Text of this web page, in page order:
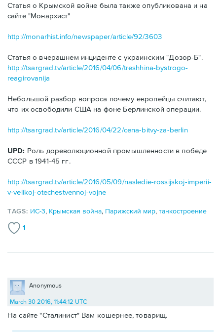
Статья о Крымской войне была также опубликована и на
сайте "Монархист"
http://monarhist.info/newspaper/article/92/3603
Статья о вчерашнем инциденте с украинским "Дозор-Б".
http://tsargrad.tv/article/2016/04/06/treshhina-bystrogo-
reagirovanija
Небольшой разбор вопроса почему европейцы считают,
что их освободили США на фоне Берлинской операции.
http://tsargrad.tv/article/2016/04/22/cena-bitvy-za-berlin
UPD: Роль дореволюционной промышленности в победе
СССР в 1941-45 гг.
http://tsargrad.tv/article/2016/05/09/nasledie-rossijskoj-imperii-
v-velikoj-otechestvennoj-vojne
TAGS: ИС-3, Крымская война, Парижский мир,танкостроение
1
Anonymous
March 30 2016, 11:44:12 UTC
На сайте "Сталинист" Вам кошернее, товарищ.